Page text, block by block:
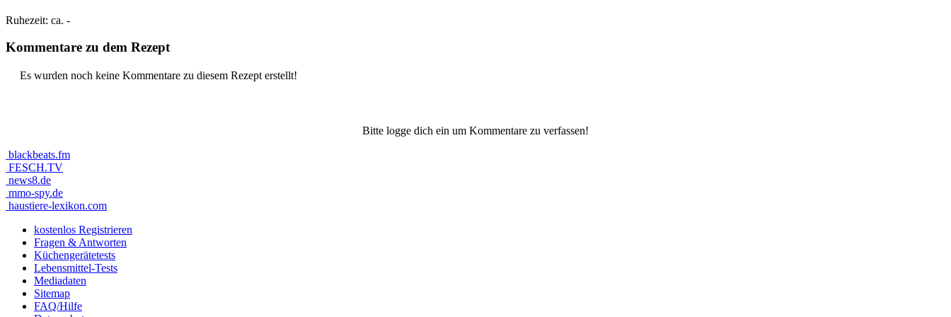
Ruhezeit: ca. -
Kommentare zu dem Rezept
Es wurden noch keine Kommentare zu diesem Rezept erstellt!
Bitte logge dich ein um Kommentare zu verfassen!
blackbeats.fm
FESCH.TV
news8.de
mmo-spy.de
haustiere-lexikon.com
kostenlos Registrieren
Fragen & Antworten
Küchengerätetests
Lebensmittel-Tests
Mediadaten
Sitemap
FAQ/Hilfe